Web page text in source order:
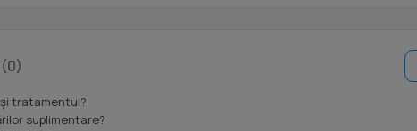
(0)
tratamentul?
suplimentare?